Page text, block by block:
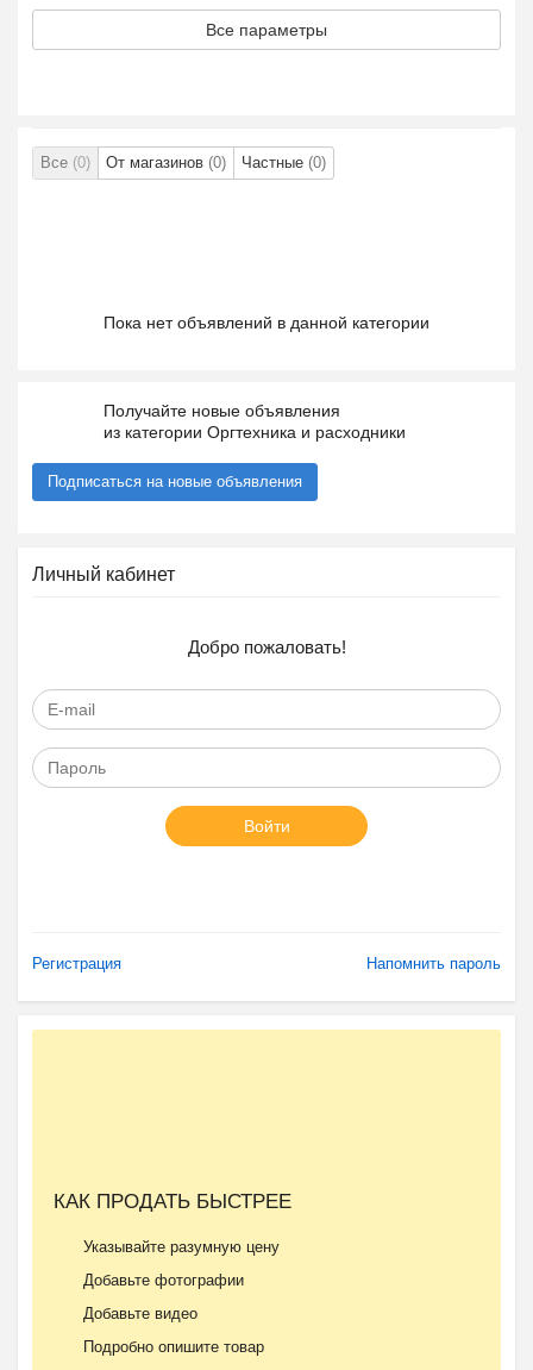
Все параметры
Все (0) От магазинов (0) Частные (0)
Пока нет объявлений в данной категории
Получайте новые объявления
из категории Оргтехника и расходники
Подписаться на новые объявления
Личный кабинет
Добро пожаловать!
Войти
Регистрация Напомнить пароль
КАК ПРОДАТЬ БЫСТРЕЕ
Указывайте разумную цену
Добавьте фотографии
Добавьте видео
Подробно опишите товар